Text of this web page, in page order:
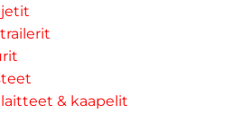
& kaapelit